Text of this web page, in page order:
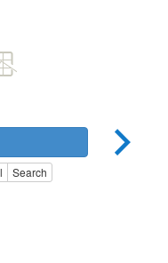
Search